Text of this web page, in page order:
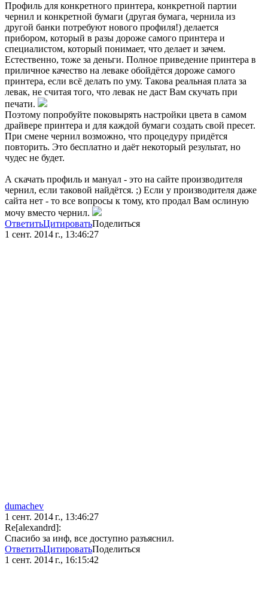
Профиль для конкретного принтера, конкретной партии
чернил и конкретной бумаги (другая бумага, чернила из
другой банки потребуют нового профиля!) делается
прибором, который в разы дороже самого принтера и
специалистом, который понимает, что делает и зачем.
Естественно, тоже за деньги. Полное приведение принтера в
приличное качество на леваке обойдётся дороже самого
принтера, если всё делать по уму. Такова реальная плата за
левак, не считая того, что левак не даст Вам скучать при
печати.
Поэтому попробуйте поковырять настройки цвета в самом
драйвере принтера и для каждой бумаги создать свой пресет.
При смене чернил возможно, что процедуру придётся
повторить. Это бесплатно и даёт некоторый результат, но
чудес не будет.
А скачать профиль и мануал - это на сайте производителя
чернил, если таковой найдётся. ;) Если у производителя даже
сайта нет - то все вопросы к тому, кто продал Вам ослиную
мочу вместо чернил.
ОтветитьЦитироватьПоделиться
1 сент. 2014 г., 13:46:27
dumachev
1 сент. 2014 г., 13:46:27
Re[alexandrd]:
Спасибо за инф, все доступно разъяснил.
ОтветитьЦитироватьПоделиться
1 сент. 2014 г., 16:15:42